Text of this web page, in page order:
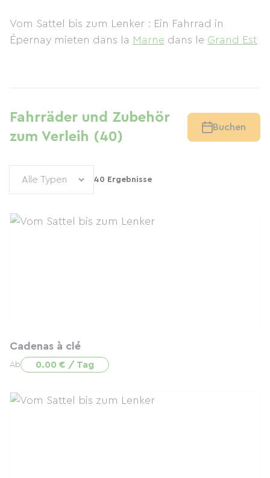
Vom Sattel bis zum Lenker : Ein Fahrrad in
Épernay mieten dans la Marne dans le Grand Est
Fahrräder und Zubehör
zum Verleih (40)
Buchen
40 Ergebnisse
Cadenas à clé
Ab 0.00 € / Tag